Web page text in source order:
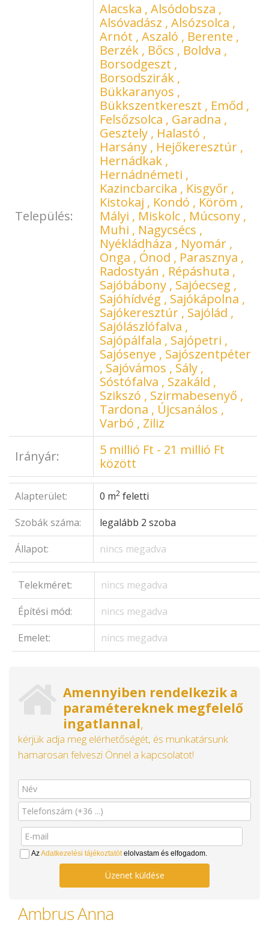
Település:
Alacska , Alsódobsza ,
Alsóvadász , Alsózsolca ,
Arnót , Aszaló , Berente ,
Berzék , Bőcs , Boldva ,
Borsodgeszt ,
Borsodszirák ,
Bükkaranyos ,
Bükkszentkereszt , Emőd ,
Felsőzsolca , Garadna ,
Gesztely , Halastó ,
Harsány , Hejőkeresztúr ,
Hernádkak ,
Hernádnémeti ,
Kazincbarcika , Kisgyőr ,
Kistokaj , Kondó , Köröm ,
Mályi , Miskolc , Múcsony ,
Muhi , Nagycsécs ,
Nyékládháza , Nyomár ,
Onga , Ónod , Parasznya ,
Radostyán , Répáshuta ,
Sajóbábony , Sajóecseg ,
Sajóhídvég , Sajókápolna ,
Sajókeresztúr , Sajólád ,
Sajólászlófalva ,
Sajópálfala , Sajópetri ,
Sajósenye , Sajószentpéter
, Sajóvámos , Sály ,
Sóstófalva , Szakáld ,
Szikszó , Szirmabesenyő ,
Tardona , Újcsanálos ,
Varbó , Ziliz
Irányár:
5 millió Ft - 21 millió Ft
között
Alapterület: 0 m2 feletti
Szobák száma:
legalább 2 szoba
Állapot:
nincs megadva
Telekméret:
nincs megadva
Építési mód:
nincs megadva
Emelet:
nincs megadva
Amennyiben rendelkezik a
paramétereknek megfelelő
ingatlannal,
kérjük adja meg elérhetőségét, és munkatársunk
hamarosan felveszi Önnel a kapcsolatot!
AzAdatkezelési tájékoztatótelolvastam és elfogadom.
Üzenet küldése
Ambrus Anna